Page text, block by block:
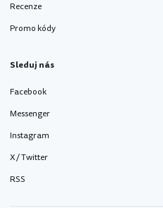
Recenze
Promo kódy
Sleduj nás
Facebook
Messenger
Instagram
X / Twitter
RSS